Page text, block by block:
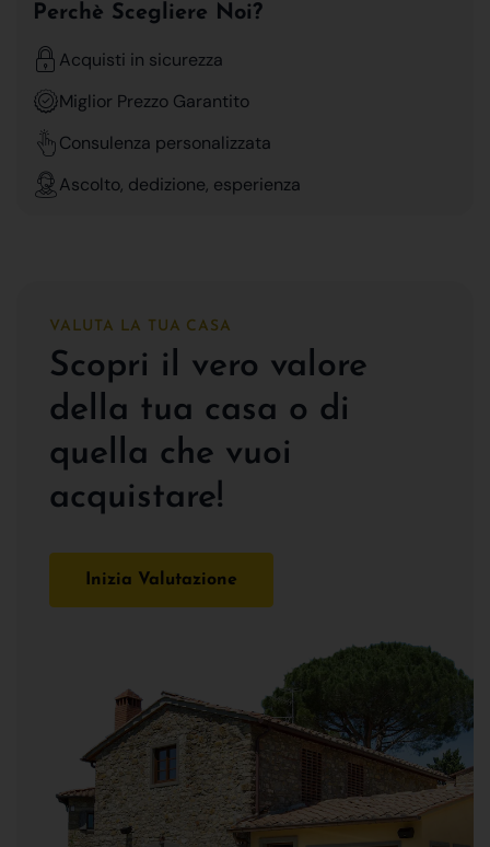
Perchè Scegliere Noi?
Acquisti in sicurezza
Miglior Prezzo Garantito
Consulenza personalizzata
Ascolto, dedizione, esperienza
VALUTA LA TUA CASA
Scopri il vero valore
della tua casa o di
quella che vuoi
acquistare!
Inizia Valutazione